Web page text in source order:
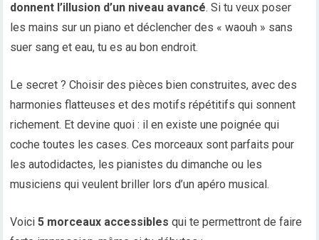
donnent l’illusion d’un niveau avancé. Si tu veux poser
les mains sur un piano et déclencher des « waouh » sans
suer sang et eau, tu es au bon endroit.
Le secret ? Choisir des pièces bien construites, avec des
harmonies flatteuses et des motifs répétitifs qui sonnent
richement. Et devine quoi : il en existe une poignée qui
coche toutes les cases. Ces morceaux sont parfaits pour
les autodidactes, les pianistes du dimanche ou les
musiciens qui veulent briller lors d’un apéro musical.
Voici5 morceaux accessibles qui te permettront de faire